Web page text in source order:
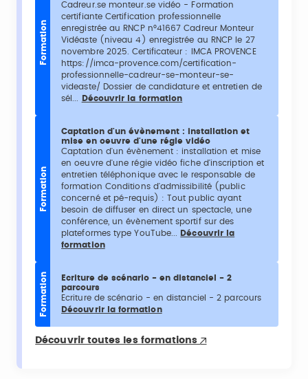
Formation
Cadreur.se monteur.se vidéo - Formation
certifiante Certification professionnelle
enregistrée au RNCP n°41667 Cadreur Monteur
Vidéaste (niveau 4) enregistrée au RNCP le 27
novembre 2025. Certificateur : IMCA PROVENCE
https://imca-provence.com/certification-
professionnelle-cadreur-se-monteur-se-
videaste/ Dossier de candidature et entretien de
sél...
Découvrir la formation
Formation
Captation d'un évènement : installation et
mise en oeuvre d'une régie vidéo
Captation d'un évènement : installation et mise
en oeuvre d'une régie vidéo fiche d'inscription et
entretien téléphonique avec le responsable de
formation Conditions d'admissibilité (public
concerné et pé-requis) : Tout public ayant
besoin de diffuser en direct un spectacle, une
conférence, un évènement sportif sur des
plateformes type YouTube...
Découvrir la
formation
Formation
Ecriture de scénario - en distanciel - 2
parcours
Ecriture de scénario - en distanciel - 2 parcours
Découvrir la formation
Découvrir toutes les formations